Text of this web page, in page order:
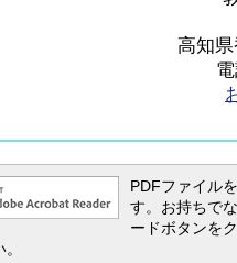
高知
PDFファイル
す。お持ちで
ードボタンを